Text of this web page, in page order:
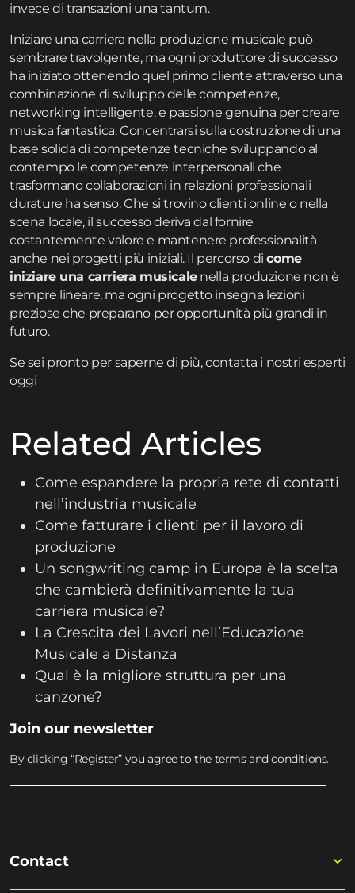
invece di transazioni una tantum.
Iniziare una carriera nella produzione musicale può
sembrare travolgente, ma ogni produttore di successo
ha iniziato ottenendo quel primo cliente attraverso una
combinazione di sviluppo delle competenze,
networking intelligente, e passione genuina per creare
musica fantastica. Concentrarsi sulla costruzione di una
base solida di competenze tecniche sviluppando al
contempo le competenze interpersonali che
trasformano collaborazioni in relazioni professionali
durature ha senso. Che si trovino clienti online o nella
scena locale, il successo deriva dal fornire
costantemente valore e mantenere professionalità
anche nei progetti più iniziali. Il percorso dicome
iniziare una carriera musicalenella produzione non è
sempre lineare, ma ogni progetto insegna lezioni
preziose che preparano per opportunità più grandi in
futuro.
Se sei pronto per saperne di più,contatta i nostri esperti
oggi
Related Articles
Come espandere la propria rete di contatti
nell’industria musicale
Come fatturare i clienti per il lavoro di
produzione
Un songwriting camp in Europa è la scelta
che cambierà definitivamente la tua
carriera musicale?
La Crescita dei Lavori nell’Educazione
Musicale a Distanza
Qual è la migliore struttura per una
canzone?
Join our newsletter
By clicking “Register” you agree to the terms and conditions.
Contact